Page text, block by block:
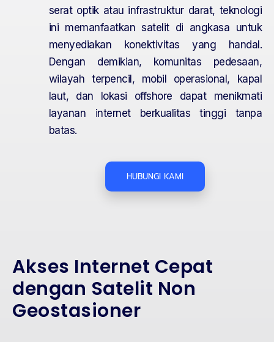
serat optik atau infrastruktur darat, teknologi
ini memanfaatkan satelit di angkasa untuk
menyediakan konektivitas yang handal.
Dengan demikian, komunitas pedesaan,
wilayah terpencil, mobil operasional, kapal
laut, dan lokasi offshore dapat menikmati
layanan internet berkualitas tinggi tanpa
batas.
HUBUNGI KAMI
Akses Internet Cepat
dengan Satelit Non
Geostasioner